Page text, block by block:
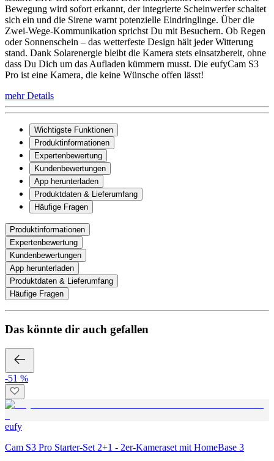
Bewegung wird sofort erkannt, der integrierte Scheinwerfer schaltet
sich ein und die Sirene warnt potenzielle Eindringlinge. Über die
Zwei-Wege-Kommunikation sprichst Du mit Besuchern. Ob Regen
oder Sonnenschein – das wetterfeste Design hält jeder Witterung
stand. Dank Solarenergie bleibt die Kamera stets einsatzbereit, ohne
dass Du Dich um das Aufladen kümmern musst. Die eufyCam S3
Pro ist eine Kamera, die keine Wünsche offen lässt!
mehr Details
Wichtigste Funktionen
Produktinformationen
Expertenbewertung
Kundenbewertungen
App herunterladen
Produktdaten & Lieferumfang
Häufige Fragen
Produktinformationen
Expertenbewertung
Kundenbewertungen
App herunterladen
Produktdaten & Lieferumfang
Häufige Fragen
Das könnte dir auch gefallen
-51 %
eufy
Cam S3 Pro Starter-Set 2+1 - 2er-Kameraset mit HomeBase 3